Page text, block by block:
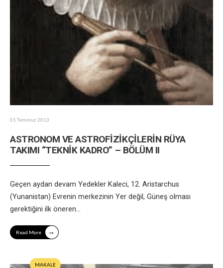
01 Temmuz 2013
ASTRONOM VE ASTROFİZİKÇİLERİN RÜYA
TAKIMI “TEKNİK KADRO” – BÖLÜM II
Geçen aydan devam Yedekler Kaleci, 12. Aristarchus
(Yunanistan) Evrenin merkezinin Yer değil, Güneş olması
gerektiğini ilk öneren...
Read More →
MAKALE